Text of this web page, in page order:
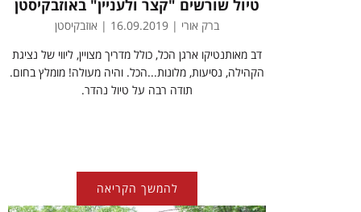
טיול שורשים "קצר ולעניין" באוזבקיסטן
ברק אורי | 16.09.2019 | אוזבקיסטן
דב מאותנטיקו ארגן הכל, כולל מדריך מצויין, ליווי של נציגת
הקהילה, נסיעות, מלונות...הכל. והיה מעולה! מומלץ בחום.
תודה רבה על טיול נהדר.
להמשך הקריאה